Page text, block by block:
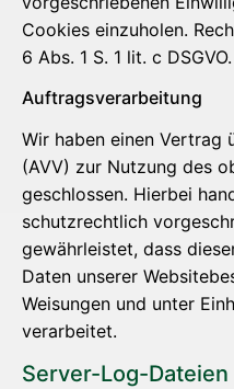
Coo­kies ein­zu­ho­len.
6 Abs. 1 S. 1 lit. c DSGVO.
Auf­trags­ver­ar­bei­tung
Wir haben einen Ver­trag
(AVV) zur Nut­zung des
geschlos­sen. Hier­bei
schutz­recht­lich
gewähr­leis­tet, dass
Daten unse­rer
Wei­sun­gen und unter
verarbeitet.
Ser­ver-Log-Datei­en